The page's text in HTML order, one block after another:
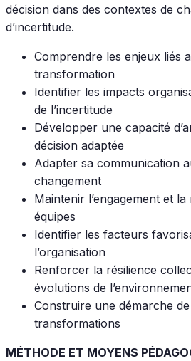
décision dans des contextes de
d’incertitude.
Comprendre les enjeux liés
transformation
Identifier les impacts
de l’incertitude
Développer une capacité
décision adaptée
Adapter sa communication
changement
Maintenir l’engagement et
équipes
Identifier les facteurs
l’organisation
Renforcer la résilience
évolutions de
Construire une démarche
transformations
MÉTHODE ET MOYENS